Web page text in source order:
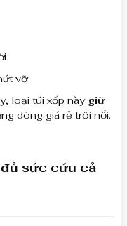
vỡ
loại túi xốp này giữ
dòng giá rẻ trôi nổi.
sức cứu cả